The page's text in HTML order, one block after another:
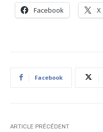
Facebook X
Facebook
ARTICLE PRÉCÉDENT